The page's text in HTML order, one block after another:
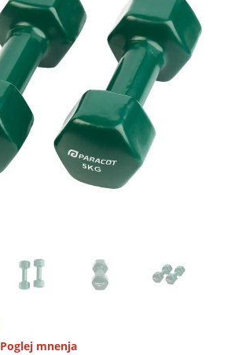
Poglej mnenja